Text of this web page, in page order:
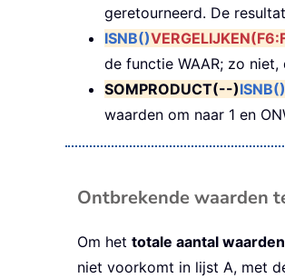
geretourneerd. De
ISNB()
de functie WAAR; zo niet,
SOMPRODUCT(--)ISNB()
waarden om naar 1 en
Ontbrekende waarden
Om het totale aantal
niet voorkomt in lijst A, met